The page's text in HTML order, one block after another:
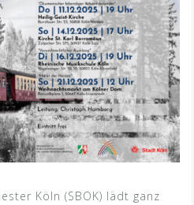
Köln (SBOK) lädt ganz